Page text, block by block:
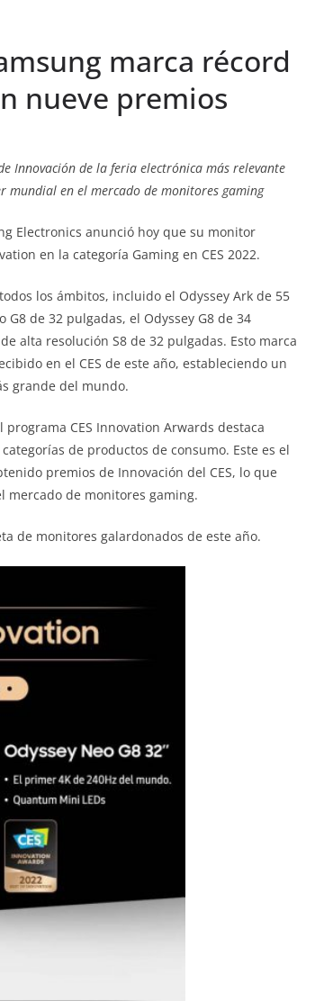
marca récord
nueve premios
Innovación de la feria electrónica más relevante
mundial en el mercado de monitores gaming
Electronics anunció hoy que su monitor
en la categoría Gaming en CES 2022.
los ámbitos, incluido el Odyssey Ark de 55
G8 de 32 pulgadas, el Odyssey G8 de 34
alta resolución S8 de 32 pulgadas. Esto marca
en el CES de este año, estableciendo un
grande del mundo.
CES Innovation Arwards destaca
de productos de consumo. Este es el
premios de Innovación del CES, lo que
mercado de monitores gaming.
de monitores galardonados de este año.